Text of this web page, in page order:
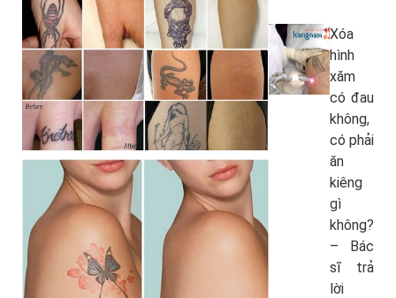
Xóa
hình
xăm
có đau
không,
có phải
ăn
kiêng
gì
không?
– Bác
sĩ trả
lời